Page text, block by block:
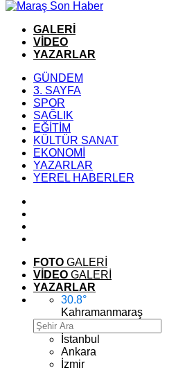
GALERİ
VİDEO
YAZARLAR
GÜNDEM
3. SAYFA
SPOR
SAĞLIK
EĞİTİM
KÜLTÜR SANAT
EKONOMİ
YAZARLAR
YEREL HABERLER
FOTO GALERİ
VİDEO GALERİ
YAZARLAR
30.8°
Kahramanmaraş
İstanbul
Ankara
İzmir